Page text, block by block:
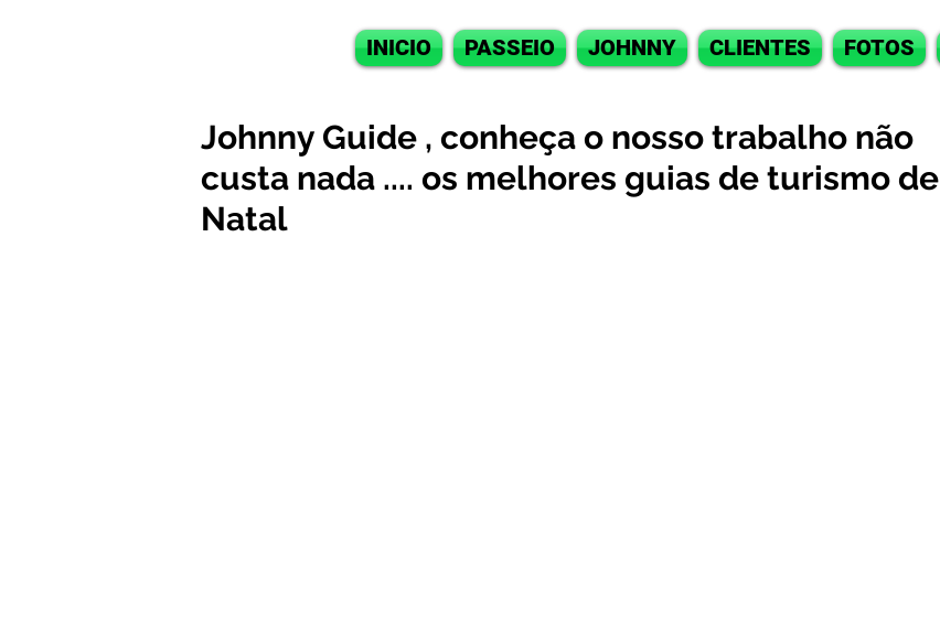
INICIO PASSEIO JOHNNY CLIENTES FOTOS
Johnny Guide , conheça o nosso trabalho não
custa nada .... os melhores guias de turismo de
Natal